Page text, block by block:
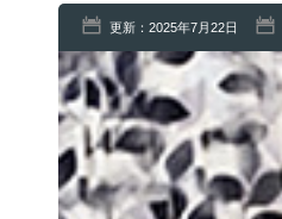
更新：2025年7月22日